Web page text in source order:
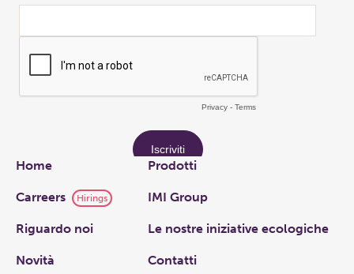
Links
Home Prodotti
Carreers Hirings IMI Group
Riguardo noi Le nostre iniziative ecologiche
Novità Contatti